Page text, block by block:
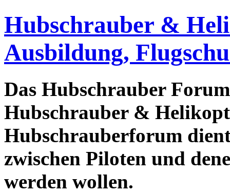
Hubschrauber &
Ausbildung,
Das Hubschrauber
Hubschrauber &
Hubschrauberforum
zwischen Piloten und
werden wollen.